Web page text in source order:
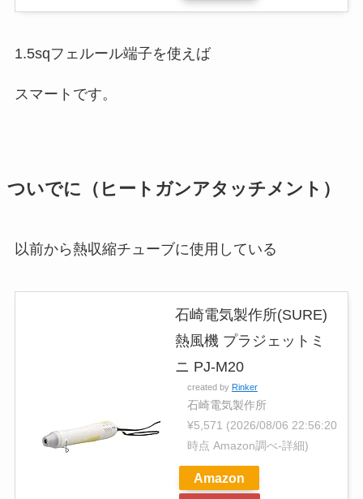
1.5sqフェルール端子を使えば
スマートです。
ついでに（ヒートガンアタッチメント）
以前から熱収縮チューブに使用している
石崎電気製作所(SURE)
熱風機 プラジェットミ
ニ PJ-M20
created by Rinker
石崎電気製作所
¥5,571 (2026/08/06 22:56:20
時点 Amazon調べ-詳細)
Amazon